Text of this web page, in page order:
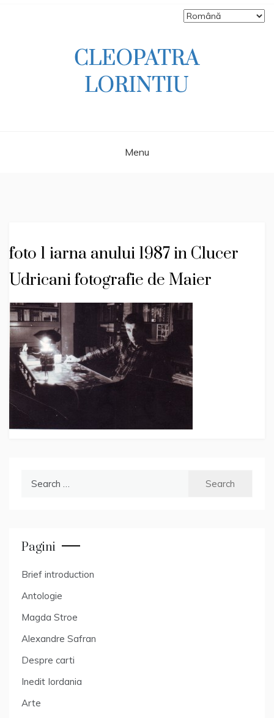
Menu
foto 1 iarna anului 1987 in Clucer
Udricani fotografie de Maier
Pagini
Brief introduction
Antologie
Magda Stroe
Alexandre Safran
Despre carti
Inedit Iordania
Arte